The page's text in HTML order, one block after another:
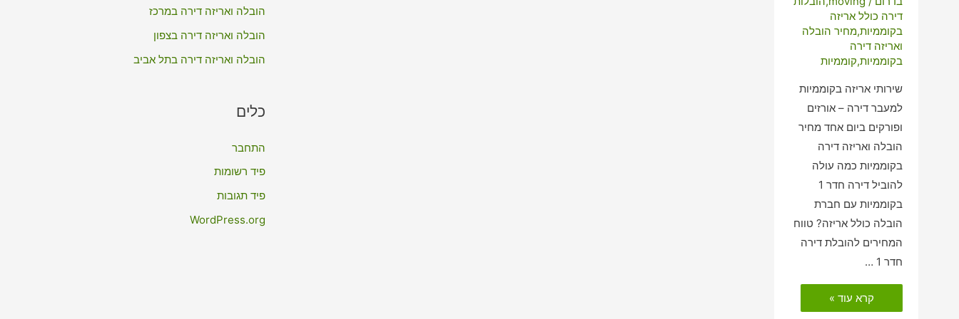
דירה כולל אריזה
בקוממיות,מחיר הובלה
ואריזה דירה
בקוממיות,קוממיות
שירותי אריזה בקוממיות
למעבר דירה – אורזים
ופורקים ביום אחד מחיר
הובלה ואריזה דירה
בקוממיות כמה עולה
להוביל דירה חדר 1
בקוממיות עם חברת
הובלה כולל אריזה? טווח
המחירים להובלת דירה
חדר 1 …
הובלות
דירה
כולל
קרא עוד »
הובלה ואריזה דירה במרכז
הובלה ואריזה דירה בצפון
הובלה ואריזה דירה בתל אביב
כלים
התחבר
פיד רשומות
פיד תגובות
WordPress.org